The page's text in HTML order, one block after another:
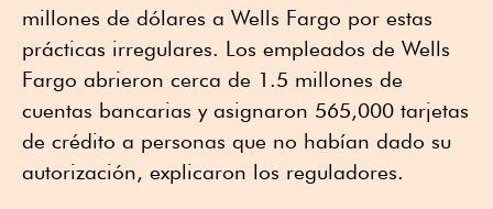
millones de dólares a Wells Fargo por estas
prácticas irregulares. Los empleados de Wells
Fargo abrieron cerca de 1.5 millones de
cuentas bancarias y asignaron 565,000 tarjetas
de crédito a personas que no habían dado su
autorización, explicaron los reguladores.